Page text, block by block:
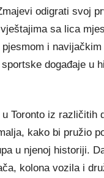
odigrati svoj
sa lica
i
događaje u
Toronto iz različitih
kako bi pružio
u njenoj historiji.
kolona vozila i